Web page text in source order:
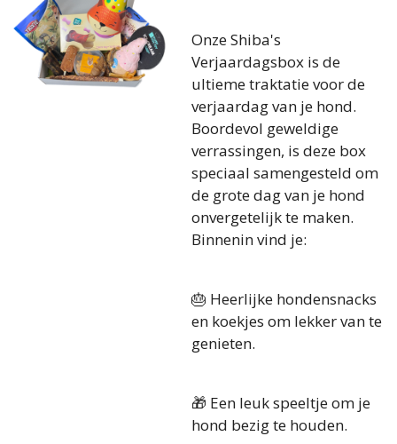
Onze Shiba's
Verjaardagsbox is de
ultieme traktatie voor de
verjaardag van je hond.
Boordevol geweldige
verrassingen, is deze box
speciaal samengesteld om
de grote dag van je hond
onvergetelijk te maken.
Binnenin vind je:
🎂 Heerlijke hondensnacks
en koekjes om lekker van te
genieten.
🎁 Een leuk speeltje om je
hond bezig te houden.